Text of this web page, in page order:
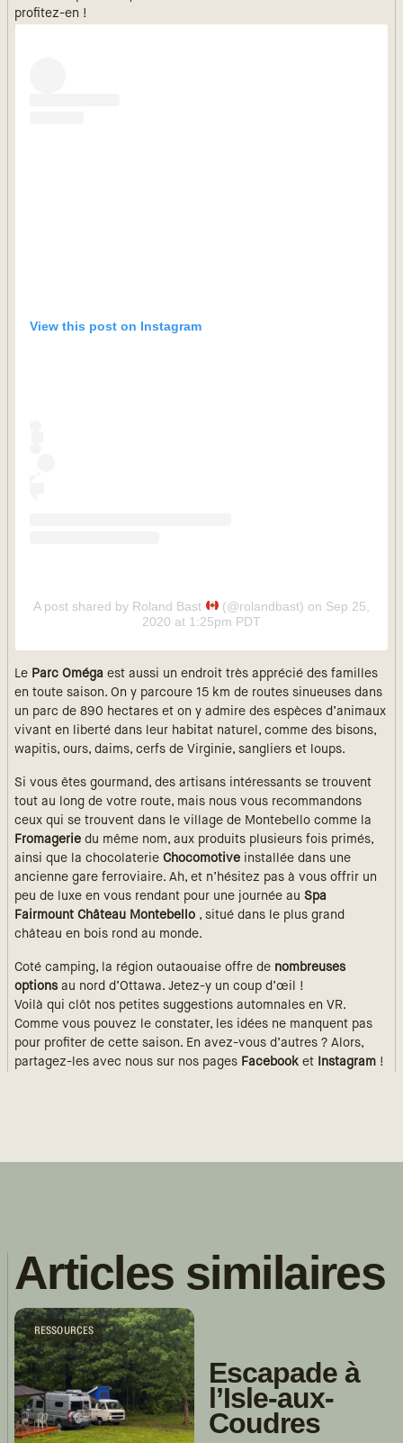
profitez-en !
View this post on Instagram
A post shared by Roland Bast (@rolandbast) on Sep 25,
2020 at 1:25pm PDT
Le Parc Oméga est aussi un endroit très apprécié des familles
en toute saison. On y parcoure 15 km de routes sinueuses dans
un parc de 890 hectares et on y admire des espèces d’animaux
vivant en liberté dans leur habitat naturel, comme des bisons,
wapitis, ours, daims, cerfs de Virginie, sangliers et loups.
Si vous êtes gourmand, des artisans intéressants se trouvent
tout au long de votre route, mais nous vous recommandons
ceux qui se trouvent dans le village de Montebello comme la
Fromagerie du même nom, aux produits plusieurs fois primés,
ainsi que la chocolaterie Chocomotive installée dans une
ancienne gare ferroviaire. Ah, et n’hésitez pas à vous offrir un
peu de luxe en vous rendant pour une journée au Spa
Fairmount Château Montebello , situé dans le plus grand
château en bois rond au monde.
Coté camping, la région outaouaise offre de nombreuses
optionsau nord d’Ottawa. Jetez-y un coup d’œil !
Voilà qui clôt nos petites suggestions automnales en VR.
Comme vous pouvez le constater, les idées ne manquent pas
pour profiter de cette saison. En avez-vous d’autres ? Alors,
partagez-les avec nous sur nos pages Facebook et Instagram !
Articles similaires
RESSOURCES
Escapade à
l’Isle-aux-
Coudres